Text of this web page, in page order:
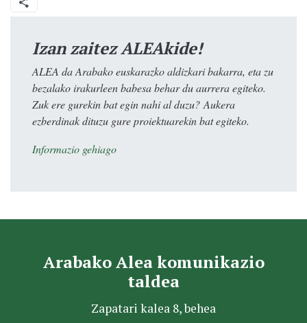
Izan zaitez ALEAkide!
ALEA da Arabako euskarazko aldizkari bakarra, eta zu
bezalako irakurleen babesa behar du aurrera egiteko.
Zuk ere gurekin bat egin nahi al duzu? Aukera
ezberdinak dituzu gure proiektuarekin bat egiteko.
Informazio gehiago
Arabako Alea komunikazio
taldea
Zapatari kalea 8, behea